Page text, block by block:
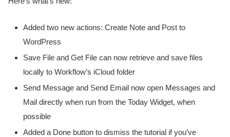
Added two new actions: Create Note and Post to
WordPress
Save File and Get File can now retrieve and save files
locally to Workflow’s iCloud folder
Send Message and Send Email now open Messages and
Mail directly when run from the Today Widget, when
possible
Added a Done button to dismiss the tutorial if you’ve